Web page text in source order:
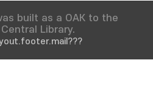
built as a OAK to the
Library.